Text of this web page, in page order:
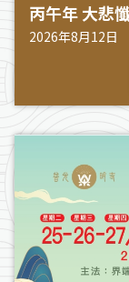
丙午年 大悲
2026年8月12日